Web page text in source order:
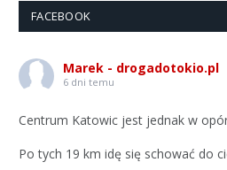
FACEBOOK
Marek - drogadotokio.pl
6 dni temu
Centrum Katowic jest jednak w
Po tych 19 km idę się schować do